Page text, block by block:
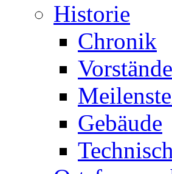
Historie
Chronik
Gebäude